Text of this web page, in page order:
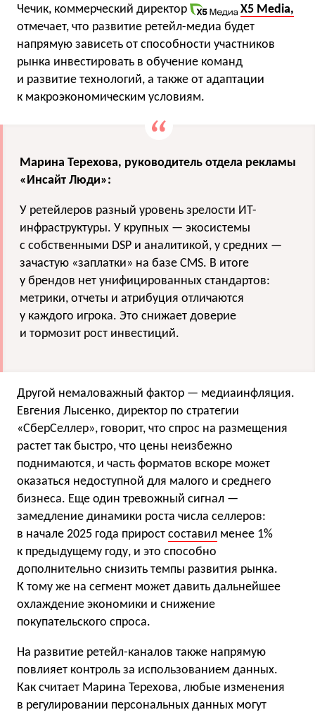
Чечик, коммерческий директор
X5 Media,
отмечает, что развитие ретейл-медиа будет
напрямую зависеть от способности участников
рынка инвестировать в обучение команд
и развитие технологий, а также от адаптации
к макроэкономическим условиям.
Марина Терехова, руководитель отдела рекламы
«Инсайт Люди»:
У ретейлеров разный уровень зрелости ИТ-
инфраструктуры. У крупных — экосистемы
с собственными DSP и аналитикой, у средних —
зачастую «заплатки» на базе CMS. В итоге
у брендов нет унифицированных стандартов:
метрики, отчеты и атрибуция отличаются
у каждого игрока. Это снижает доверие
и тормозит рост инвестиций.
Другой немаловажный фактор — медиаинфляция.
Евгения Лысенко, директор по стратегии
«СберСеллер», говорит, что спрос на размещения
растет так быстро, что цены неизбежно
поднимаются, и часть форматов вскоре может
оказаться недоступной для малого и среднего
бизнеса. Еще один тревожный сигнал —
замедление динамики роста числа селлеров:
в начале 2025 года прирост составил менее 1%
к предыдущему году, и это способно
дополнительно снизить темпы развития рынка.
К тому же на сегмент может давить дальнейшее
охлаждение экономики и снижение
покупательского спроса.
На развитие ретейл-каналов также напрямую
повлияет контроль за использованием данных.
Как считает Марина Терехова, любые изменения
в регулировании персональных данных могут